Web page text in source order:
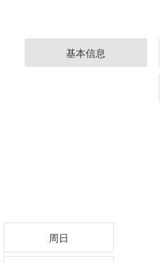
基本信息
周日